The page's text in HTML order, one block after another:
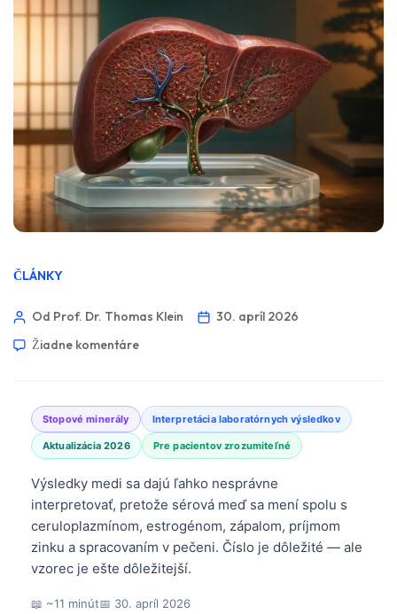
ČLÁNKY
Od Prof. Dr. Thomas Klein
30. apríl 2026
Žiadne komentáre
Stopové minerály Interpretácia laboratórnych výsledkov
Aktualizácia 2026 Pre pacientov zrozumiteľné
Výsledky medi sa dajú ľahko nesprávne
interpretovať, pretože sérová meď sa mení spolu s
ceruloplazmínom, estrogénom, zápalom, príjmom
zinku a spracovaním v pečeni. Číslo je dôležité — ale
vzorec je ešte dôležitejší.
📖 ~11 minút📅 30. apríl 2026